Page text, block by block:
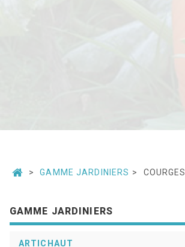
GAMME JARDINIERS COURGES
GAMME JARDINIERS
ARTICHAUT